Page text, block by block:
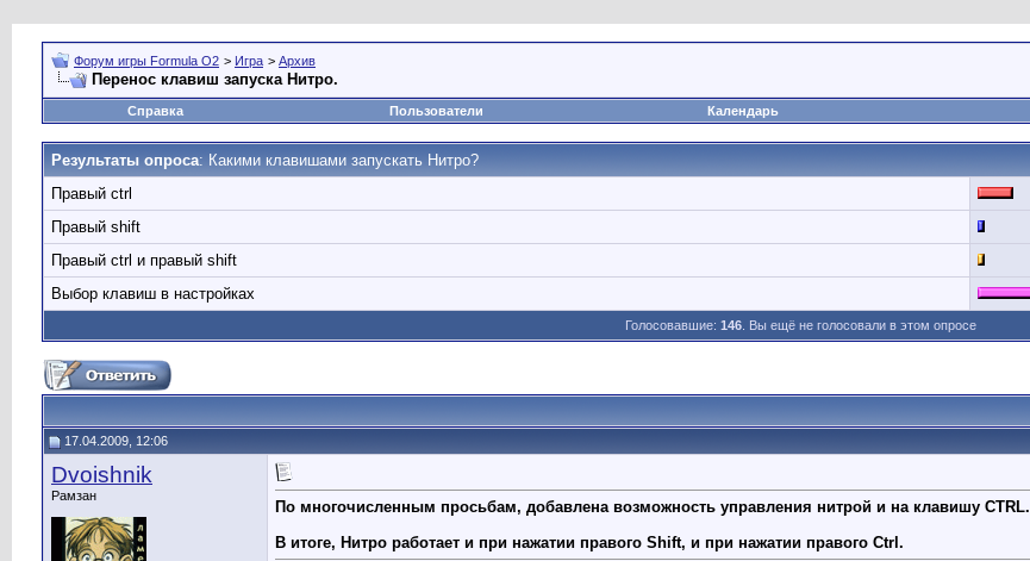
Форум игры Formula O2 > Игра > Архив
Перенос клавиш запуска Нитро.
Справка Пользователи Календарь
Результаты опроса: Какими клавишами запускать Нитро?
Правый ctrl
Правый shift
Правый ctrl и правый shift
Выбор клавиш в настройках
Голосовавшие: 146. Вы ещё не голосовали в этом опросе
17.04.2009, 12:06
Dvoishnik
Рамзан
По многочисленным просьбам, добавлена возможность управления нитрой и на клавишу CTRL.
В итоге, Нитро работает и при нажатии правого Shift, и при нажатии правого Ctrl.